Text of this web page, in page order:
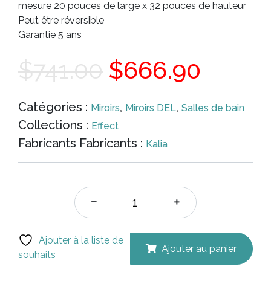
mesure 20 pouces de large x 32 pouces de hauteur
Peut être réversible
Garantie 5 ans
$741.00 Le
prix
initial
$741.00.
$666.90
prix
Catégories : Miroirs, Miroirs DEL, Salles de bain
Collections : Effect
Fabricants Fabricants : Kalia
Ajouter à la liste de
souhaits
Ajouter au panier